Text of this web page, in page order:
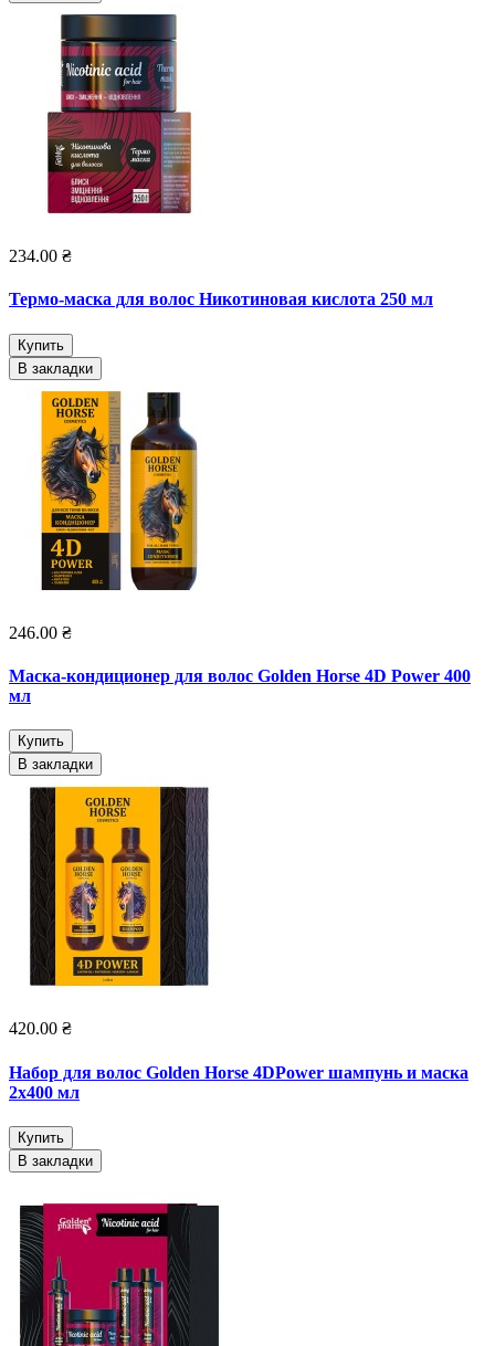
234.00 ₴
Термо-маска для волос Никотиновая кислота 250 мл
Купить
В закладки
246.00 ₴
Маска-кондиционер для волос Golden Horsе 4D Power 400
мл
Купить
В закладки
420.00 ₴
Набор для волос Golden Horse 4DPower шампунь и маска
2х400 мл
Купить
В закладки